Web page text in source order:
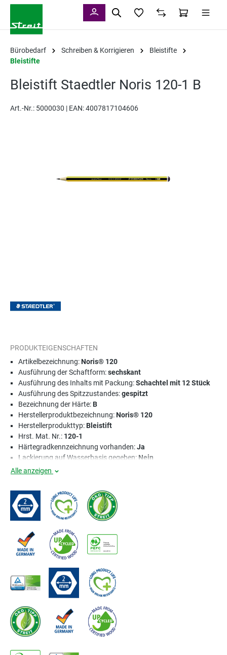
Bürobedarf Schreiben & Korrigieren
Bleistifte
Bleistifte
Bleistift Staedtler Noris 120-1 B
Art.-Nr.: 5000030 | EAN: 4007817104606
PRODUKTEIGENSCHAFTEN
Artikelbezeichnung:Noris® 120
Ausführung der Schaftform:sechskant
Ausführung des Inhalts mit Packung:Schachtel mit 12 Stück
Ausführung des Spitzzustandes:gespitzt
Bezeichnung der Härte:B
Herstellerproduktbezeichnung:Noris® 120
Herstellerprodukttyp:Bleistift
Hrst. Mat. Nr.: 120-1
Härtegradkennzeichnung vorhanden:Ja
Lackierung auf Wasserbasis gegeben: Nein
Alle anzeigen